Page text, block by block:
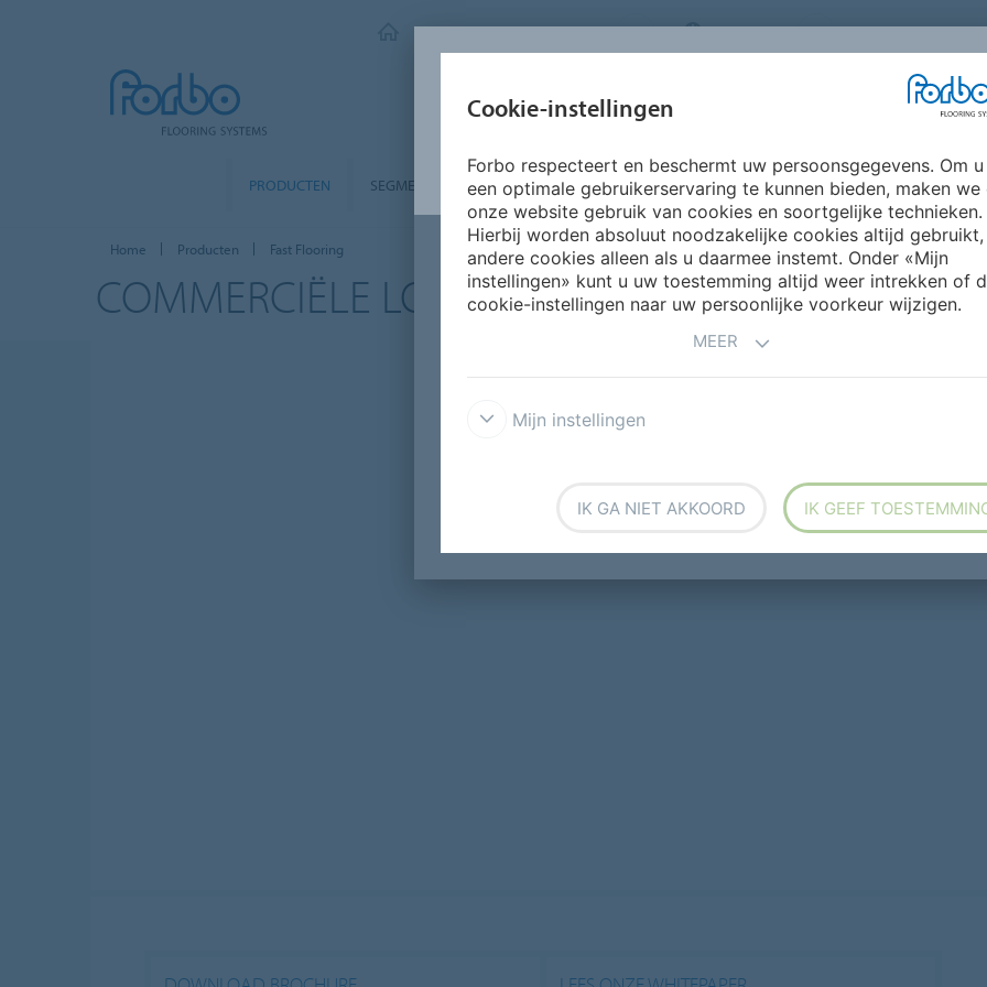
FORBO FLOORING SYSTEMS BELGIUM
PRODUCTEN SEGMENTEN
INSPIRATIE &
REFERENTIES
DUURZAAMHEID
INSTALLATIE &
ONDERHOUD
Home Producten Fast Flooring
COMMERCIËLE LOSLEG VLOEREN
Cookie-instellingen
Forbo respecteert en beschermt uw persoonsgegevens. Om u
een optimale gebruikerservaring te kunnen bieden, maken we
onze website gebruik van cookies en soortgelijke technieken.
Hierbij worden absoluut noodzakelijke cookies altijd gebruikt,
andere cookies alleen als u daarmee instemt. Onder «Mijn
instellingen» kunt u uw toestemming altijd weer intrekken of
cookie-instellingen naar uw persoonlijke voorkeur wijzigen.
MEER
Mijn instellingen
IK GA NIET AKKOORD IK GEEF